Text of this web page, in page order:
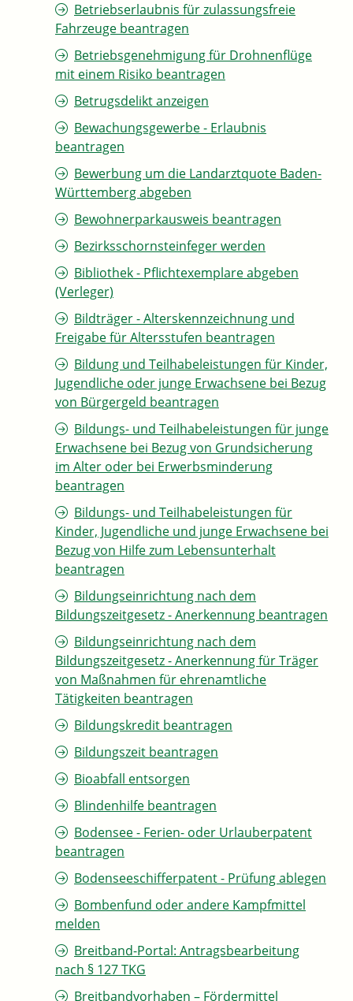
Betriebserlaubnis für zulassungsfreie
Fahrzeuge beantragen
Betriebsgenehmigung für Drohnenflüge
mit einem Risiko beantragen
Betrugsdelikt anzeigen
Bewachungsgewerbe - Erlaubnis
beantragen
Bewerbung um die Landarztquote Baden-
Württemberg abgeben
Bewohnerparkausweis beantragen
Bezirksschornsteinfeger werden
Bibliothek - Pflichtexemplare abgeben
(Verleger)
Bildträger - Alterskennzeichnung und
Freigabe für Altersstufen beantragen
Bildung und Teilhabeleistungen für Kinder,
Jugendliche oder junge Erwachsene bei Bezug
von Bürgergeld beantragen
Bildungs- und Teilhabeleistungen für junge
Erwachsene bei Bezug von Grundsicherung
im Alter oder bei Erwerbsminderung
beantragen
Bildungs- und Teilhabeleistungen für
Kinder, Jugendliche und junge Erwachsene bei
Bezug von Hilfe zum Lebensunterhalt
beantragen
Bildungseinrichtung nach dem
Bildungszeitgesetz - Anerkennung beantragen
Bildungseinrichtung nach dem
Bildungszeitgesetz - Anerkennung für Träger
von Maßnahmen für ehrenamtliche
Tätigkeiten beantragen
Bildungskredit beantragen
Bildungszeit beantragen
Bioabfall entsorgen
Blindenhilfe beantragen
Bodensee - Ferien- oder Urlauberpatent
beantragen
Bodenseeschifferpatent - Prüfung ablegen
Bombenfund oder andere Kampfmittel
melden
Breitband-Portal: Antragsbearbeitung
nach § 127 TKG
Breitbandvorhaben – Fördermittel